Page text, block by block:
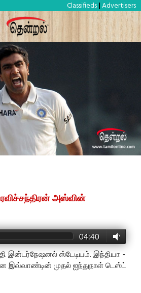
Classifieds | Advertisers
அஸ்வின்
04:40
இன்டர்நேஷனல் ஸ்டேடியம். இந்தியா -
இவ்வாண்டின் முதல் ஐந்துநாள் டெஸ்ட்